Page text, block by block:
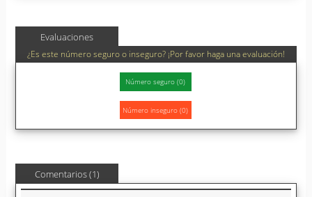
Evaluaciones
¿Es este número seguro o inseguro? ¡Por favor haga una evaluación!
Comentarios (1)